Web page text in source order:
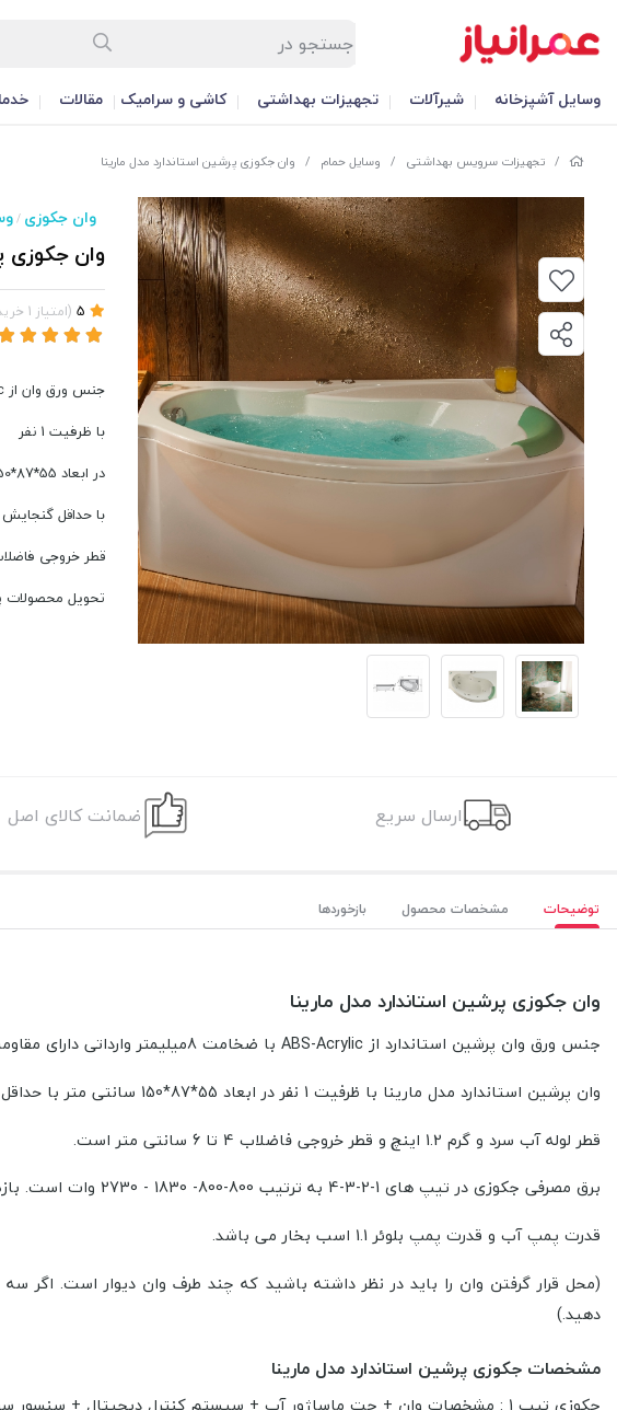
وسایل آشپزخانه شیرآلات تجهیزات بهداشتی کاشی و سرامیک مقالات
/ تجهیزات سرویس بهداشتی / وسایل حمام / وان جکوزی پرشین استاندارد مدل مارینا
وان جکوزی /
وان جکوزی
(امتیاز 1
جنس ورق وان از ABS-Acrylic با ضخامت 8میلیمتر
با ظرفیت 1 نفر
در ابعاد 55*87*150 سانتی متر
با حداقل گنجایش آب
قطر خروجی فاضلاب 4 تا 6 سانتی
تحویل محصولات پرشین
ارسال سریع ضمانت کالای اصل
توضیحات مشخصات محصول بازخوردها
وان جکوزی پرشین استاندارد مدل مارینا
جنس ورق وان پرشین استاندارد از ABS-Acrylic با ضخامت 8میلیمتر وارداتی دارای مقاومت بالا، ضد خش، ضد جرم و
وان پرشین استاندارد مدل مارینا با ظرفیت 1 نفر در ابعاد 55*87*150 سانتی متر
با حداقل
قطر لوله آب سرد و گرم 1.2 اینچ
و قطر خروجی فاضلاب
برق مصرفی جکوزی در تیپ های 1-2-3-4 به ترتیب 800-800- 1830 - 2730 وات است. بازه دمای قابل تنظیم گرمکن
قدرت پمپ آب و قدرت پمپ بلوئر 1.1 اسب بخار می باشد.
(محل قرار گرفتن وان را باید در نظر داشته باشید که چند طرف وان دیوار است. اگر
دهید.)
مشخصات جکوزی پرشین استاندارد مدل مارینا